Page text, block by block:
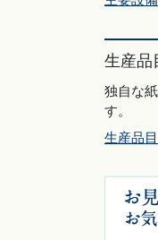
生産品
独自な
す。
生産品